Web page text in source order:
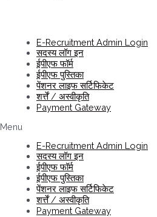
E-Recruitment Admin Login
सदस्य लॉग इन
ईपीएफ फॉर्म
ईपीएफ पुस्तिका
पेंशनर लाइफ सर्टिफिकेट
शर्त्तें / अस्वीकृति
Payment Gateway
Menu
E-Recruitment Admin Login
सदस्य लॉग इन
ईपीएफ फॉर्म
ईपीएफ पुस्तिका
पेंशनर लाइफ सर्टिफिकेट
शर्त्तें / अस्वीकृति
Payment Gateway